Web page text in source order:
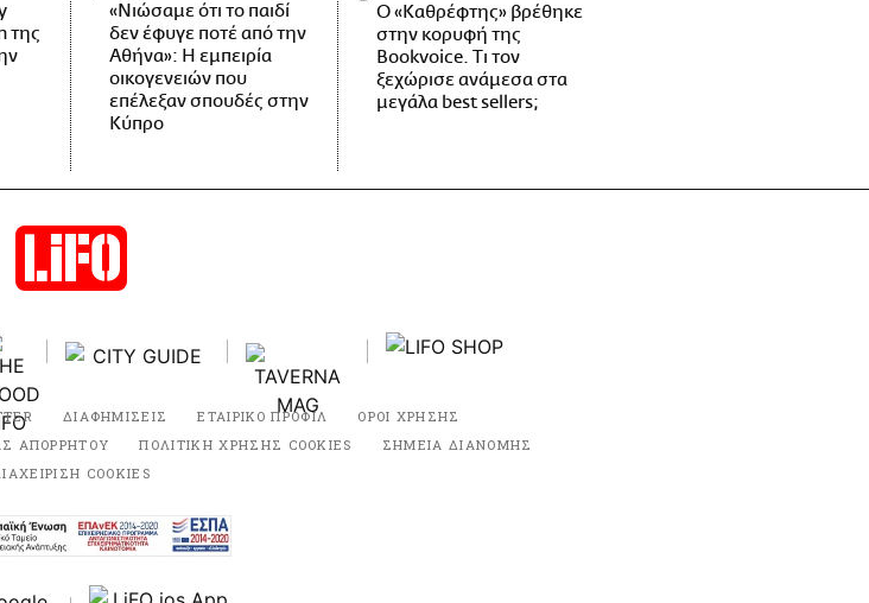
της
«Νιώσαμε ότι το παιδί
δεν έφυγε ποτέ από την
Αθήνα»: Η εμπειρία
οικογενειών που
επέλεξαν σπουδές στην
Κύπρο
Ο «Καθρέφτης» βρέθηκε
στην κορυφή της
Bookvoice. Τι τον
ξεχώρισε ανάμεσα στα
μεγάλα best sellers;
ΔΙΑΦΗΜΙΣΕΙΣ ΕΤΑΙΡΙΚΟ ΠΡΟΦΙΛ
ΟΡΟΙ ΧΡΗΣΗΣ
ΑΠΟΡΡΗΤΟΥ
ΠΟΛΙΤΙΚΗ ΧΡΗΣΗΣ COOKIES
ΣΗΜΕΙΑ ΔΙΑΝΟΜΗΣ
COOKIES